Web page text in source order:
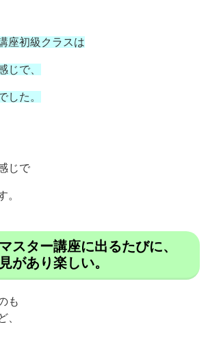
座初級クラスは
じで、
した。
じで
。
スター講座に出るたびに、
があり楽しい。
も
、